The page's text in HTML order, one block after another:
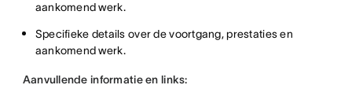
aankomend werk.
Specifieke details over de voortgang, prestaties en
aankomend werk.
Aanvullende informatie en links: